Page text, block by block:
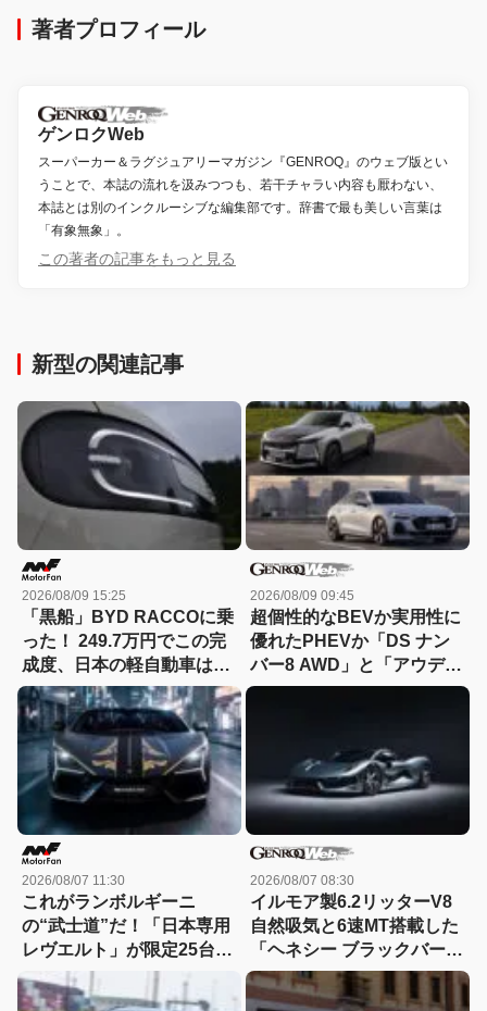
著者プロフィール
ゲンロクWeb
スーパーカー＆ラグジュアリーマガジン『GENROQ』のウェブ版とい
うことで、本誌の流れを汲みつつも、若干チャラい内容も厭わない、
本誌とは別のインクルーシブな編集部です。辞書で最も美しい言葉は
「有象無象」。
この著者の記事をもっと見る
新型の関連記事
2026/08/09 15:25
「黒船」BYD RACCOに乗
った！ 249.7万円でこの完
成度、日本の軽自動車は大
丈夫か？
2026/08/09 09:45
超個性的なBEVか実用性に
優れたPHEVか「DS ナン
バー8 AWD」と「アウディ
A5 eハイブリッド」を比較
2026/08/07 11:30
これがランボルギーニ
の“武士道”だ！「日本専用
レヴエルト」が限定25台で
誕生!! その理由とは……？
2026/08/07 08:30
イルモア製6.2リッターV8
自然吸気と6速MT搭載した
「ヘネシー ブラックバー
ド」がデビュー【動画】